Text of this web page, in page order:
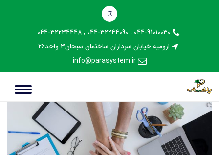
ارومیه خیابان سرداران ساختمان سبحان3 واحد26
info@parasystem.ir
مدیریت اینستاگرام